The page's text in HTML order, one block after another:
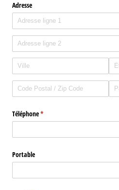
Adresse
Téléphone*
(requis)
Portable